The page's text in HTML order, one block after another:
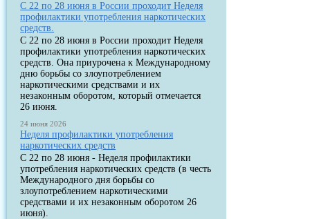
С 22 по 28 июня в России проходит Неделя
профилактики употребления наркотических
средств.
С 22 по 28 июня в России проходит Неделя
профилактики употребления наркотических
средств. Она приурочена к Международному
дню борьбы со злоупотреблением
наркотическими средствами и их
незаконным оборотом, который отмечается
26 июня.
24 июня 2026
Неделя профилактики употребления
наркотических средств
С 22 по 28 июня - Неделя профилактики
употребления наркотических средств (в честь
Международного дня борьбы со
злоупотреблением наркотическими
средствами и их незаконным оборотом 26
июня).